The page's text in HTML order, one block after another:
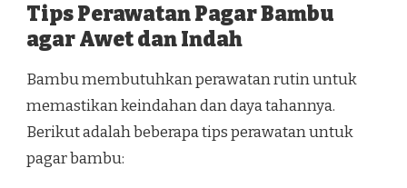
Tips Perawatan Pagar Bambu
agar Awet dan Indah
Bambu membutuhkan perawatan rutin untuk
memastikan keindahan dan daya tahannya.
Berikut adalah beberapa tips perawatan untuk
pagar bambu: